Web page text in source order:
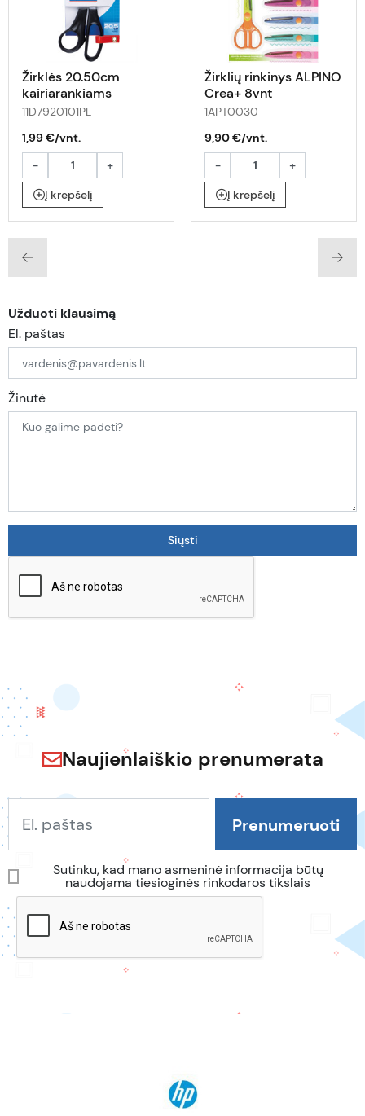
Žirklės 20.50cm
kairiarankiams
11D7920101PL
1,99 €/vnt.
-
+
Į krepšelį
Žirklių rinkinys ALPINO
Crea+ 8vnt
1APT0030
9,90 €/vnt.
-
+
Į krepšelį
Užduoti klausimą
El. paštas
Žinutė
Naujienlaiškio prenumerata
Sutinku, kad mano asmeninė informacija būtų
naudojama tiesioginės rinkodaros tikslais